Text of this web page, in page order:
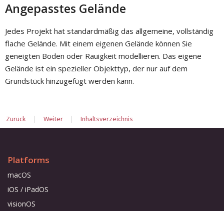
Angepasstes Gelände
Jedes Projekt hat standardmäßig das allgemeine, vollständig
flache Gelände. Mit einem eigenen Gelände können Sie
geneigten Boden oder Rauigkeit modellieren. Das eigene
Gelände ist ein spezieller Objekttyp, der nur auf dem
Grundstück hinzugefügt werden kann.
Zurück | Weiter | Inhaltsverzeichnis
Platforms
macOS
iOS / iPadOS
visionOS